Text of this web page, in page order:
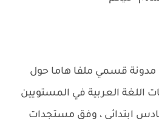
قسمي ملفا هاما حول
اللغة العربية في المستويين
ابتدائي ، وفق مستجدات